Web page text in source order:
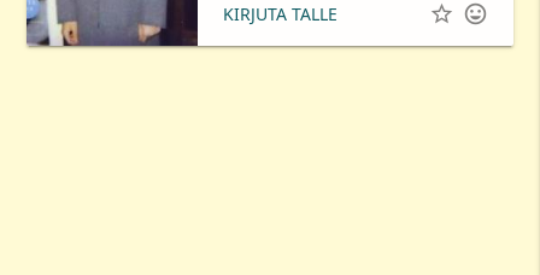
KIRJUTA TALLE  